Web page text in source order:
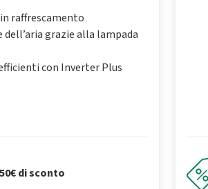
raffrescamento
dell’aria grazie alla lampada
con Inverter Plus
di sconto